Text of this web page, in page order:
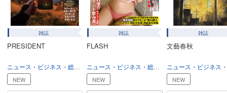
880円 (税込)
カート
試し読み
あらすじを表示する
週刊東洋経済 2025/12/6号
雑誌
PRESIDENT
ビジネス
NEW
雑誌
FLASH
総合
NEW
雑誌
文藝春秋
NEW